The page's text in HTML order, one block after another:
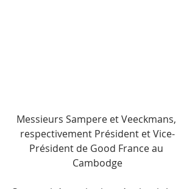
Messieurs Sampere et Veeckmans,
respectivement Président et Vice-
Président de Good France au
Cambodge